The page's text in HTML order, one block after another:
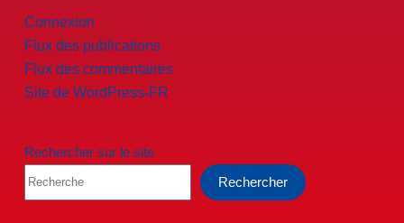
Connexion
Flux des publications
Flux des commentaires
Site de WordPress-FR
Rechercher sur le site
Rechercher